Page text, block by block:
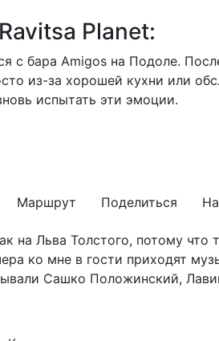
Planet:
с бара Amigos на Подоле.
из-за хорошей кухни или
испытать эти эмоции.
Маршрут Поделиться
на Льва Толстого, потому
ко мне в гости приходят
Сашко Положинский,